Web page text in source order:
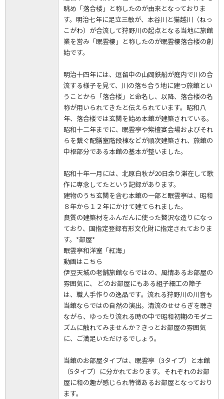
眺め「落合楼」と称したのが由来となっておりま
す。明治七年に足立三敏が、本谷川と猫越川（ねっ
こがわ）が合流して狩野川の起点となる当地に旅館
業を営み「眠雲樓」と称したのが眠雲樓落合楼の創
始です。
明治十四年には、逗留中の山岡鉄船が庭内で川の合
流する様子を見て、川の落ち合う地に建つ旅館とい
うことから「落合楼」と命名し、以降、落合楼の名
称が用いられてきたと伝えられています。昭和八
年、落合楼では玄関を始め本館が建築されている。
昭和十二年までに、眠雲亭や紫檀宴会場およびそれ
らを繋ぐ配膳室階段棟などが順次建築され、旅館の
中枢部分である本館の基本が整いました。
昭和十年一月には、北原白秋が20日余り滞在して歌
作に専念してたという記録があります。
建物のうち玄関を含む本館の一部と眠雲亭は、昭和
８年から１２年にかけて建てられました。
良質の建築材をふんだんに使った贅沢な造りになっ
ており、国指定登録有形文化財に指定されておりま
す。*部屋*
眠雲亭和洋室「紅海」
動画はこちら
伊豆天城の老舗旅館ならではの、風情あるお部屋の
雰囲気に、 どのお部屋にもある組子細工の障子
は、職人手作りの逸品です。流れる狩野川の川音も
当館ならではの自然の演出。清流のせせらぎを聴き
ながら、ゆったり流れる時の中で昭和初期のモダニ
ズムに触れてみませんか？きっとお部屋の雰囲気
に、ご満足いただけるでしょう。
当館のお部屋タイプは、眠雲亭（3タイプ）と本館
（5タイプ）に分かれております。それぞれのお部
屋に和の趣が感じられ特徴あるお部屋となっており
ます。